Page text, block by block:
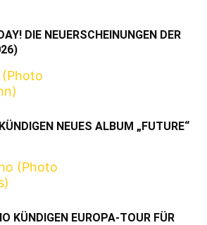
DIE NEUERSCHEINUNGEN DER
NEUES ALBUM „FUTURE“
KÜNDIGEN EUROPA-TOUR FÜR